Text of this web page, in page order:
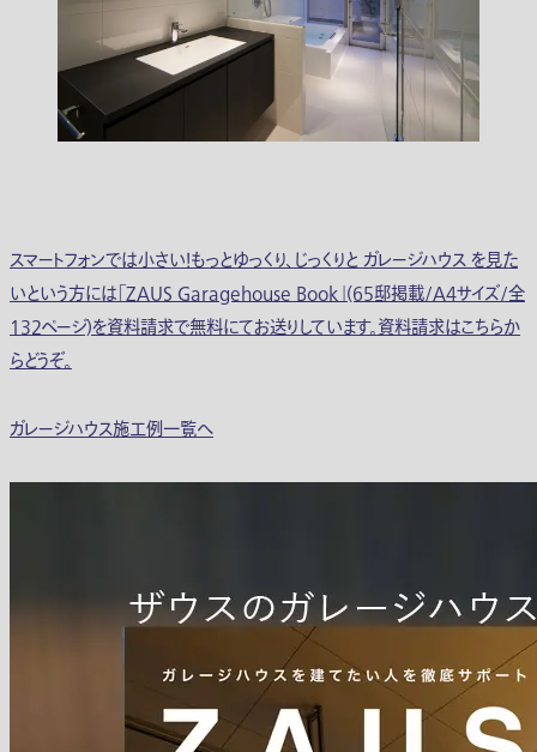
スマートフォンでは小さい！もっとゆっくり、じっくりと ガレージハウス を見た
いという方には「ZAUS Garagehouse Book」(65邸掲載/A4サイズ/全
132ページ)を資料請求で無料にてお送りしています。資料請求はこちらか
らどうぞ。
ガレージハウス施工例一覧へ